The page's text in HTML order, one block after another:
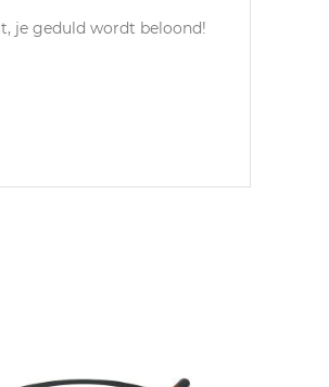
je geduld wordt beloond!